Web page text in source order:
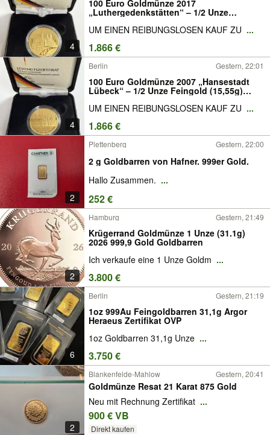
4
100 Euro Goldmünze 2017
„Luthergedenkstätten“ – 1/2 Unze
Feingold (15,55g) inkl. Etui & Zertifikat
#107
UM EINEN REIBUNGSLOSEN KAUF ZU ...
1.866 €
4
Berlin Gestern, 22:01
100 Euro Goldmünze 2007 „Hansestadt
Lübeck“ – 1/2 Unze Feingold (15,55g)
UM EINEN REIBUNGSLOSEN KAUF ZU ...
1.866 €
2
Plettenberg Gestern, 22:00
2 g Goldbarren von Hafner. 999er Gold.
Hallo Zusammen. ...
252 €
2
Hamburg Gestern, 21:49
Krügerrand Goldmünze 1 Unze (31.1g)
2026 999,9 Gold Goldbarren
Ich verkaufe eine 1 Unze Goldm ...
3.800 €
6
Berlin Gestern, 21:19
1oz 999Au Feingoldbarren 31,1g Argor
Heraeus Zertifikat OVP
1oz Goldbarren 31,1g Unze ...
3.750 €
2
Blankenfelde-Mahlow Gestern, 20:41
Goldmünze Resat 21 Karat 875 Gold
Neu mit Rechnung Zertifikat ...
900 € VB
Direkt kaufen